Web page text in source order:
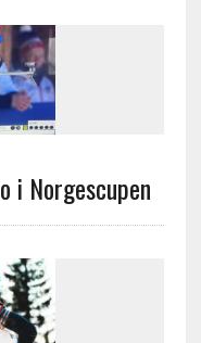
i Norgescupen